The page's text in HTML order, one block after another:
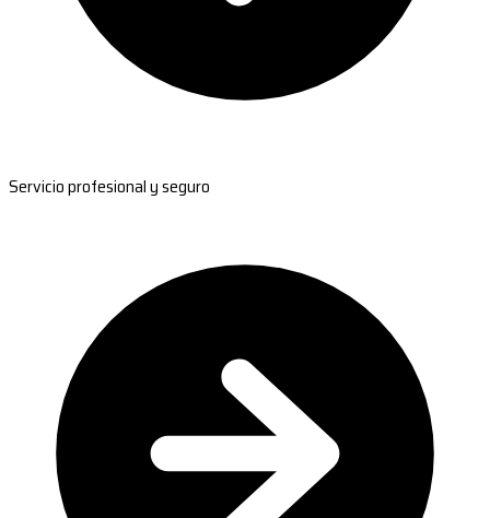
Servicio profesional y seguro